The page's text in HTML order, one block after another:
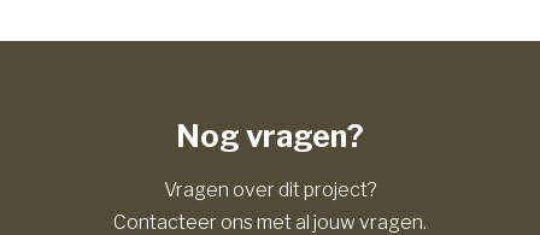
Nog vragen?
Vragen over dit project?
Contacteer ons met al jouw vragen.